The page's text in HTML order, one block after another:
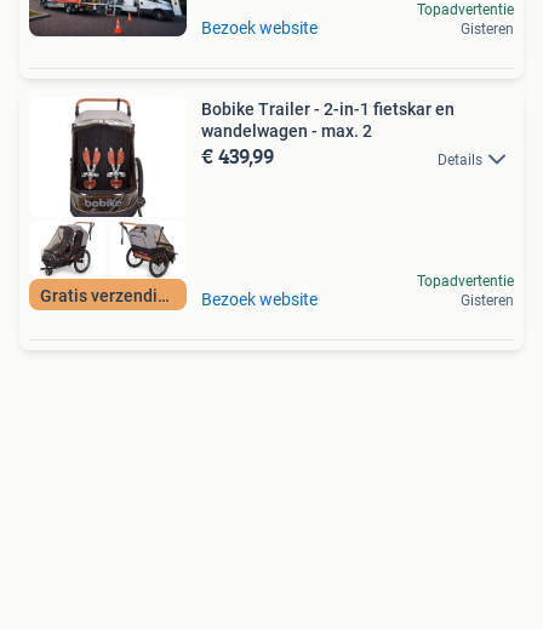
Bezoek website
Topadvertentie
Gisteren
Gratis verzending
Bobike Trailer - 2-in-1 fietskar en
wandelwagen - max. 2
€ 439,99 Details
Bezoek website
Topadvertentie
Gisteren